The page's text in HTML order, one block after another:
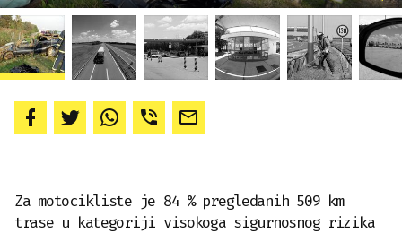
Za motocikliste je 84 % pregledanih 509 km
trase u kategoriji visokoga sigurnosnog rizika